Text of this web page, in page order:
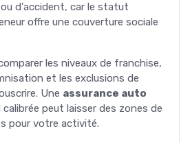
d'accident, car le statut
offre une couverture sociale
les niveaux de franchise,
et les exclusions de
Une assurance auto
calibrée peut laisser des zones de
pour votre activité.